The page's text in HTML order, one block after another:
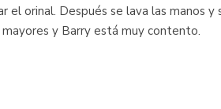
el orinal. Después se lava las manos
y Barry está muy contento.